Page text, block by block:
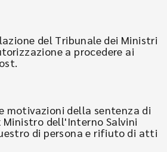
del Tribunale dei Ministri
a procedere ai
motivazioni della sentenza di
Ministro dell'Interno Salvini
di persona e rifiuto di atti